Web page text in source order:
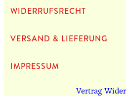
WIDERRUFSRECHT
VERSAND & LIEFERUNG
IMPRES­SUM
Vertrag